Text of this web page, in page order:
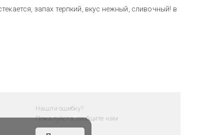
запах терпкий, вкус нежный, сливочный! в
Нашли ошибку?
Пожалуйста, сообщите нам